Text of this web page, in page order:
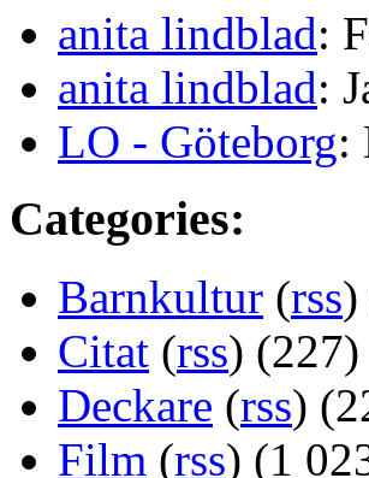
anita lindblad:
anita lindblad:
LO - Göteborg:
Categories:
Barnkultur (rss)
Citat (rss) (227)
Deckare (rss)
Film (rss) (1